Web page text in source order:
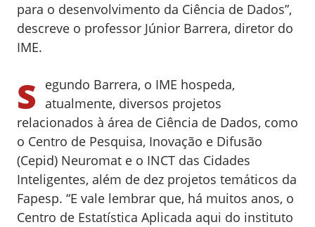
para o desenvolvimento da Ciência de Dados”,
descreve o professor Júnior Barrera, diretor do
IME.
S
egundo Barrera, o IME hospeda,
atualmente, diversos projetos
relacionados à área de Ciência de Dados, como
o Centro de Pesquisa, Inovação e Difusão
(Cepid) Neuromat e o INCT das Cidades
Inteligentes, além de dez projetos temáticos da
Fapesp. “E vale lembrar que, há muitos anos, o
Centro de Estatística Aplicada aqui do instituto